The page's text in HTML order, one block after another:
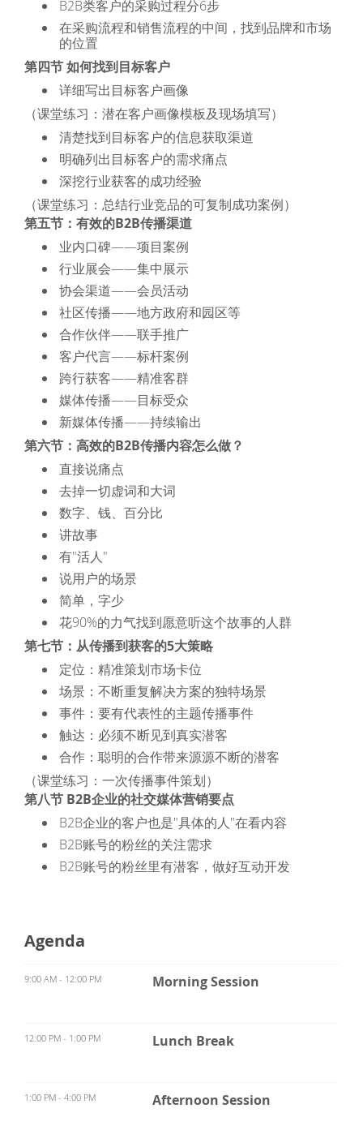
B2B类客户的采购过程分6步
在采购流程和销售流程的中间，找到品牌和市场
的位置
第四节 如何找到目标客户
详细写出目标客户画像
（课堂练习：潜在客户画像模板及现场填写）
清楚找到目标客户的信息获取渠道
明确列出目标客户的需求痛点
深挖行业获客的成功经验
（课堂练习：总结行业竞品的可复制成功案例）
第五节：有效的B2B传播渠道
业内口碑——项目案例
行业展会——集中展示
协会渠道——会员活动
社区传播——地方政府和园区等
合作伙伴——联手推广
客户代言——标杆案例
跨行获客——精准客群
媒体传播——目标受众
新媒体传播——持续输出
第六节：高效的B2B传播内容怎么做？
直接说痛点
去掉一切虚词和大词
数字、钱、百分比
讲故事
有"活人"
说用户的场景
简单，字少
花90%的力气找到愿意听这个故事的人群
第七节：从传播到获客的5大策略
定位：精准策划市场卡位
场景：不断重复解决方案的独特场景
事件：要有代表性的主题传播事件
触达：必须不断见到真实潜客
合作：聪明的合作带来源源不断的潜客
（课堂练习：一次传播事件策划）
第八节 B2B企业的社交媒体营销要点
B2B企业的客户也是"具体的人"在看内容
B2B账号的粉丝的关注需求
B2B账号的粉丝里有潜客，做好互动开发
Agenda
9:00 AM - 12:00 PM Morning Session
12:00 PM - 1:00 PM Lunch Break
1:00 PM - 4:00 PM Afternoon Session